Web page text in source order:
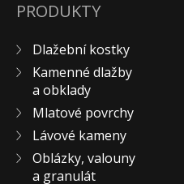
Pískovec
Solitéry
Kamenné bloky
Výrobky z kamene na
BERA GRAVEL FIX
Creative Floor
Terazzo
PRODUKTY
Dlažební kostky
Kamenné dlažby
a obklady
Mlatové povrchy
Lávové kameny
Oblázky, valouny
a granulát